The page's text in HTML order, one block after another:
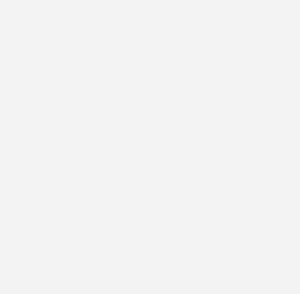
Neuigkeiten, gebündelt und
bin ich damit einverstanden, über
Angebote
und eine Abmeldung ist